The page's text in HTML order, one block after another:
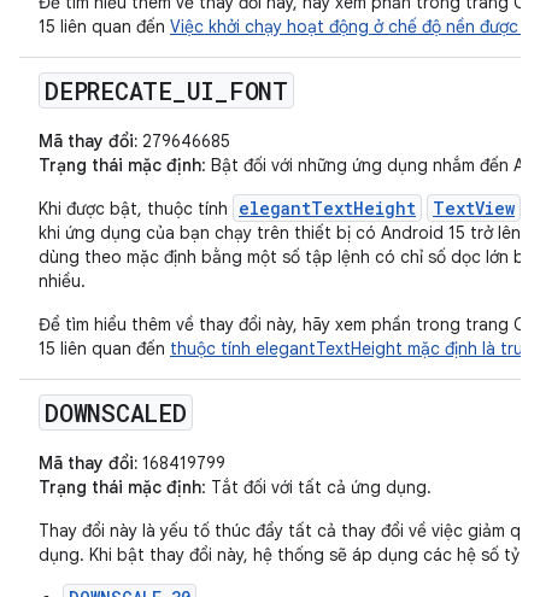
15 liên quan đến Việc khởi chạy hoạt động ở chế độ nền được
DEPRECATE UI FONT
Mã thay đổi: 279646685
Trạng thái mặc định: Bật đối với những ứng dụng nhắm đến
Khi được bật, thuộc tính
elegantTextHeight TextView
khi ứng dụng của bạn chạy trên thiết bị có Android 15 trở lên,
dùng theo mặc định bằng một số tập lệnh có chỉ số dọc lớn
nhiều.
Để tìm hiểu thêm về thay đổi này, hãy xem phần trong trang
15 liên quan đến thuộc tính elegantTextHeight mặc định là true
DOWNSCALED
Mã thay đổi: 168419799
Trạng thái mặc định: Tắt đối với tất cả ứng dụng.
Thay đổi này là yếu tố thúc đẩy tất cả thay đổi về việc giảm
dụng. Khi bật thay đổi này, hệ thống sẽ áp dụng các hệ số tỷ